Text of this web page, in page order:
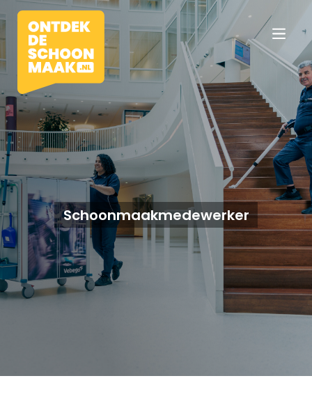
Schoonmaakmedewerker
Vacatures
Beroepen
Werkomgevingen
Opleidingen
Werkgevers